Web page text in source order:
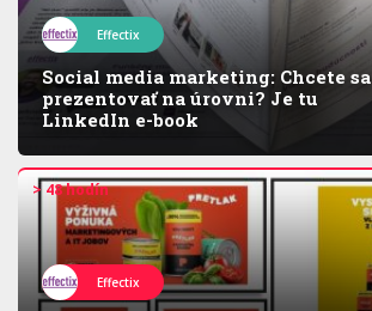
Effectix
Social media marketing: Chcete sa
prezentovať na úrovni? Je tu
LinkedIn e-book
> 48 hodín
Effectix